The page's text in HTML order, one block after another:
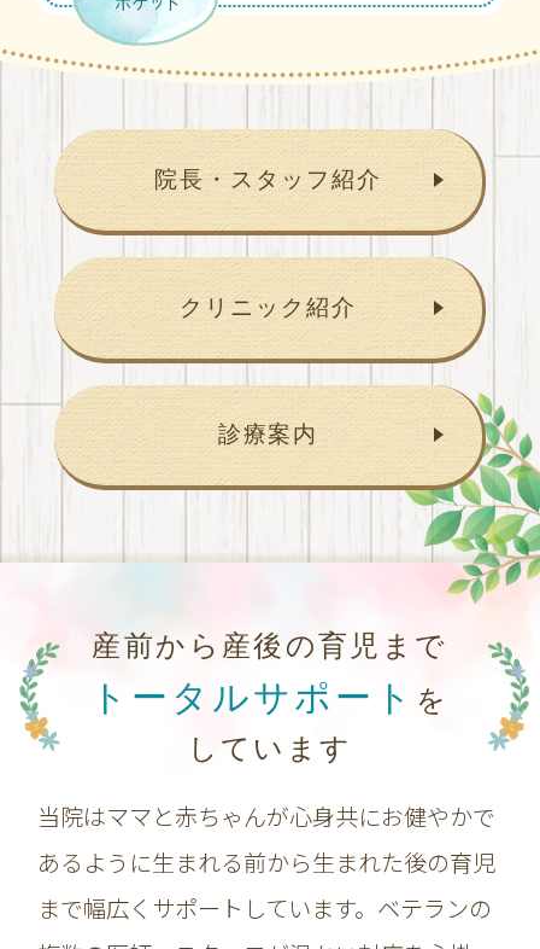
院長・スタッフ紹介
クリニック紹介
診療案内
産前から産後の育児まで
トータルサポート を
しています
当院はママと赤ちゃんが心身共にお健やかで
あるように生まれる前から生まれた後の育児
まで幅広くサポートしています。ベテランの